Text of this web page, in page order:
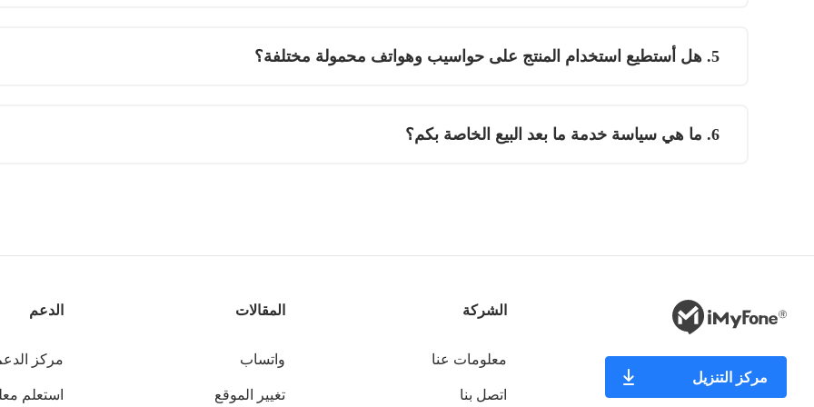
5. هل أستطيع استخدام المنتج على حواسيب وهواتف محمولة مختلفة؟
6. ما هي سياسة خدمة ما بعد البيع الخاصة بكم؟
مركز التنزيل
الشركة
معلومات عنا
اتصل بنا
المقالات
واتساب
تغيير الموقع
الدعم
مركز
استعلم